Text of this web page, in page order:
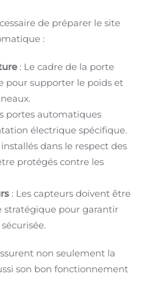
de préparer le site
:
: Le cadre de la porte
pour supporter le poids et
portes automatiques
électrique spécifique.
dans le respect des
protégés contre les
: Les capteurs doivent être
stratégique pour garantir
non seulement la
son bon fonctionnement